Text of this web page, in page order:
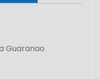
a Guaranao